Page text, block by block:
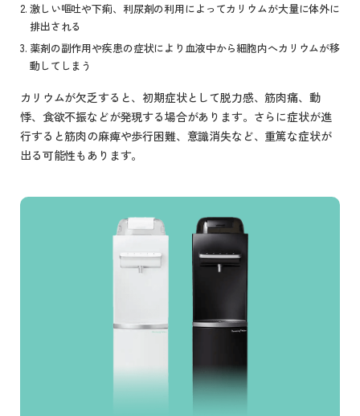
激しい嘔吐や下痢、利尿剤の利用によってカリウムが大量に体外に
排出される
薬剤の副作用や疾患の症状により血液中から細胞内へカリウムが移
動してしまう
カリウムが欠乏すると、初期症状として脱力感、筋肉痛、動
悸、食欲不振などが発現する場合があります。さらに症状が進
行すると筋肉の麻痺や歩行困難、意識消失など、重篤な症状が
出る可能性もあります。